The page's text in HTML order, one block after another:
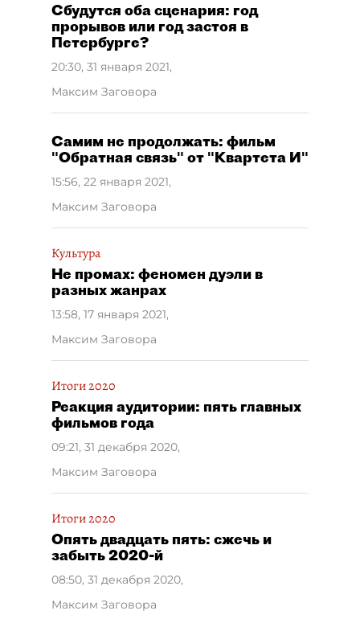
Сбудутся оба сценария: год
прорывов или год застоя в
Петербурге?
20:30, 31 января 2021,
Максим Заговора
Самим не продолжать: фильм
"Обратная связь" от "Квартета И"
15:56, 22 января 2021,
Максим Заговора
Культура
Не промах: феномен дуэли в
разных жанрах
13:58, 17 января 2021,
Максим Заговора
Итоги 2020
Реакция аудитории: пять главных
фильмов года
09:21, 31 декабря 2020,
Максим Заговора
Итоги 2020
Опять двадцать пять: сжечь и
забыть 2020-й
08:50, 31 декабря 2020,
Максим Заговора